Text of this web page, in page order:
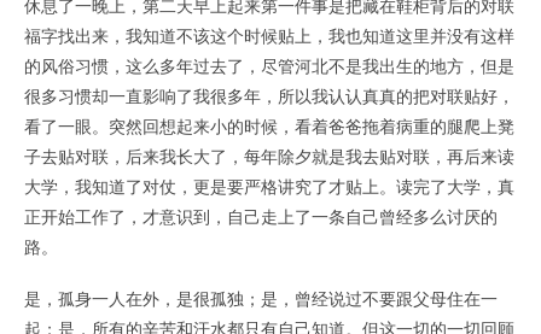
休息了一晚上，第二天早上起来第一件事是把藏在鞋柜背后的对联
福字找出来，我知道不该这个时候贴上，我也知道这里并没有这样
的风俗习惯，这么多年过去了，尽管河北不是我出生的地方，但是
很多习惯却一直影响了我很多年，所以我认认真真的把对联贴好，
看了一眼。突然回想起来小的时候，看着爸爸拖着病重的腿爬上凳
子去贴对联，后来我长大了，每年除夕就是我去贴对联，再后来读
大学，我知道了对仗，更是要严格讲究了才贴上。读完了大学，真
正开始工作了，才意识到，自己走上了一条自己曾经多么讨厌的
路。
是，孤身一人在外，是很孤独；是，曾经说过不要跟父母住在一
起；是，所有的辛苦和汗水都只有自己知道。但这一切的一切回顾